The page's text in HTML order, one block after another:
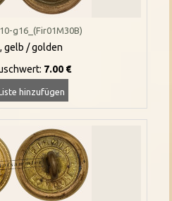
g16_(Fir01M30B)
gelb / golden
7.00 €
hinzufügen